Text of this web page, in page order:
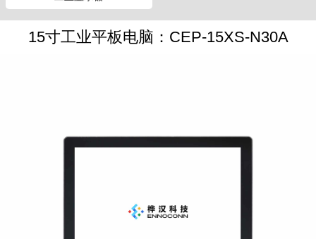
15寸工业平板电脑：CEP-15XS-N30A